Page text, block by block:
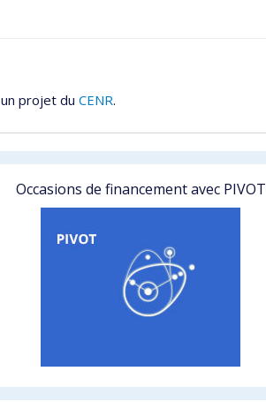
projet du CENR.
Occasions de financement avec PIVOT